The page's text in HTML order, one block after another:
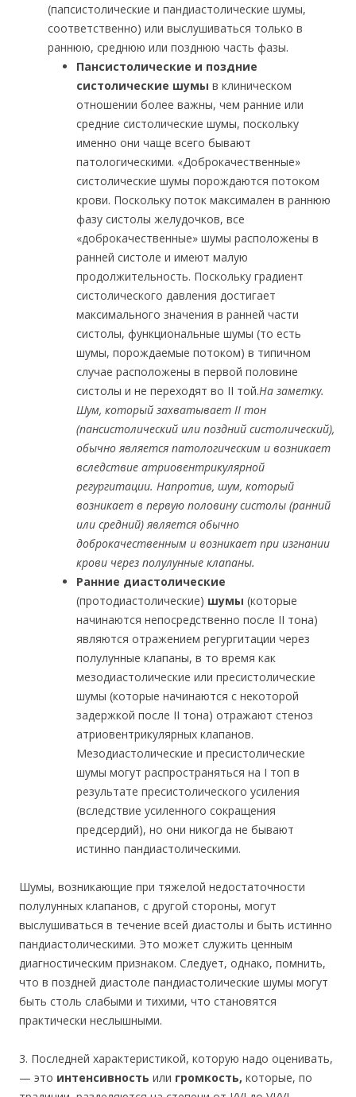
(папсистолические и пандиастолические шумы,
соответственно) или выслушиваться только в
раннюю, среднюю или позднюю часть фазы.
Пансистолические и поздние
систолические шумы в клиническом
отношении более важны, чем ранние или
средние систолические шумы, поскольку
именно они чаще всего бывают
патологическими. «Доброкачественные»
систолические шумы порождаются потоком
крови. Поскольку поток максимален в раннюю
фазу систолы желудочков, все
«доброкачественные» шумы расположены в
ранней систоле и имеют малую
продолжительность. Поскольку градиент
систолического давления достигает
максимального значения в ранней части
систолы, функциональные шумы (то есть
шумы, порождаемые потоком) в типичном
случае расположены в первой половине
систолы и не переходят во II той.На заметку.
Шум, который захватывает II тон
(пансистолический или поздний систолический),
обычно является патологическим и возникает
вследствие атриовентрикулярной
регургитации. Напротив, шум, который
возникает в первую половину систолы (ранний
или средний) является обычно
доброкачественным и возникает при изгнании
крови через полулунные клапаны.
Ранние диастолические
(протодиастолические) шумы (которые
начинаются непосредственно после II тона)
являются отражением регургитации через
полулунные клапаны, в то время как
мезодиастолические или пресистолические
шумы (которые начинаются с некоторой
задержкой после II тона) отражают стеноз
атриовентрикулярных клапанов.
Мезодиастолические и пресистолические
шумы могут распространяться на I топ в
результате пресистолического усиления
(вследствие усиленного сокращения
предсердий), но они никогда не бывают
истинно пандиастолическими.
Шумы, возникающие при тяжелой недостаточности
полулунных клапанов, с другой стороны, могут
выслушиваться в течение всей диастолы и быть истинно
пандиастолическими. Это может служить ценным
диагностическим признаком. Следует, однако, помнить,
что в поздней диастоле пандиастолические шумы могут
быть столь слабыми и тихими, что становятся
практически неслышными.
3. Последней характеристикой, которую надо оценивать,
— это интенсивность или громкость, которые, по